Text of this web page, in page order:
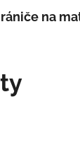
KOŠÍK
na